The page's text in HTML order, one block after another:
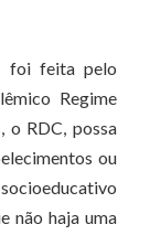
foi feita pelo
Regime
o RDC, possa
ou
não haja uma